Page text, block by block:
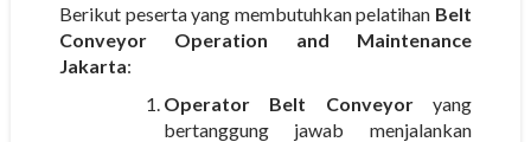
Berikut peserta yang membutuhkan pelatihan Belt
Conveyor Operation and Maintenance
Jakarta:
Operator Belt Conveyoryang
bertanggung jawab menjalankan